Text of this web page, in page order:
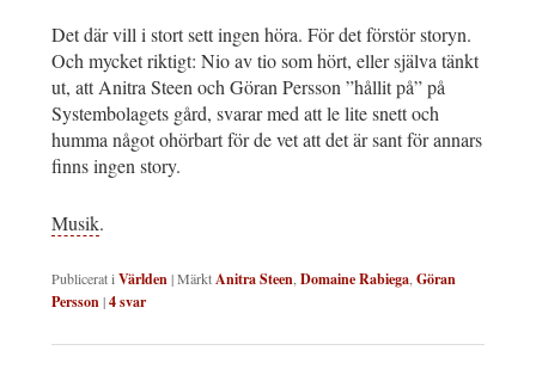
Det där vill i stort sett ingen höra. För det förstör storyn.
Och mycket riktigt: Nio av tio som hört, eller själva tänkt
ut, att Anitra Steen och Göran Persson ”hållit på” på
Systembolagets gård, svarar med att le lite snett och
humma något ohörbart för de vet att det är sant för annars
finns ingen story.
Musik.
Publicerat i Världen|MärktAnitra Steen Domaine Rabiega Göran
Persson|4svar